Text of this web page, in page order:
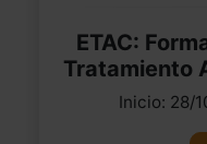
ETAC:
Tratamiento
Inicio: 28/